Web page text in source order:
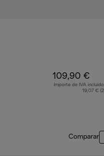
109,90 €
Importe de IVA
19,07 €
Comparar